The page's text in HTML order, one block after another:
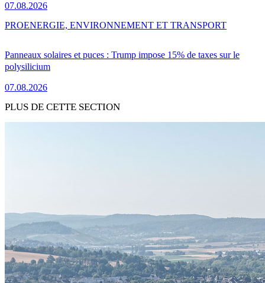
07.08.2026
Panneaux solaires et puces : Trump impose 15% de taxes sur le
polysilicium
07.08.2026
PROENERGIE, ENVIRONNEMENT ET TRANSPORT
PLUS DE CETTE SECTION